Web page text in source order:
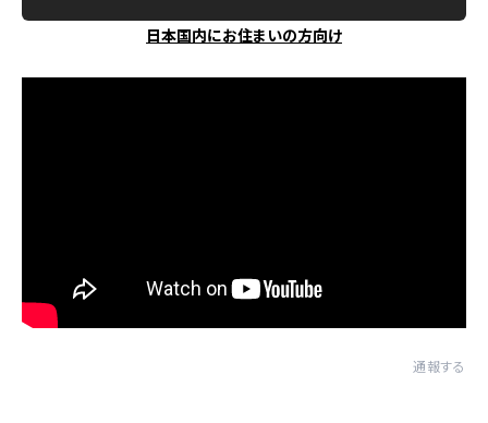
日本国内にお住まいの方向け
通報する